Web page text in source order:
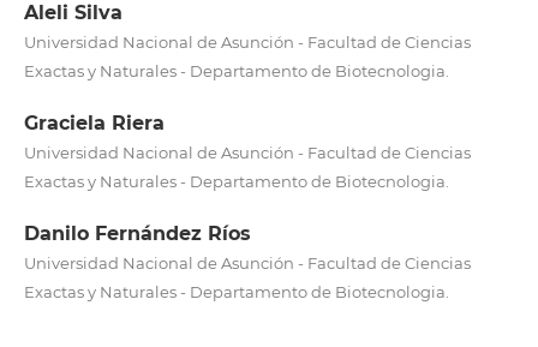
Aleli Silva
Universidad Nacional de Asunción - Facultad de Ciencias
Exactas y Naturales - Departamento de Biotecnologia.
Graciela Riera
Universidad Nacional de Asunción - Facultad de Ciencias
Exactas y Naturales - Departamento de Biotecnologia.
Danilo Fernández Ríos
Universidad Nacional de Asunción - Facultad de Ciencias
Exactas y Naturales - Departamento de Biotecnologia.